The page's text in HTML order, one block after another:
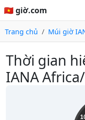
🇻🇳 giờ.com
Trang chủ Múi giờ
Thời gian
IANA